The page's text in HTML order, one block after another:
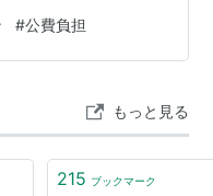
んワクチンの接種ス
締め切りについて -
費（無料）で受ける
種が１１月を過ぎた
#公費負担
もっと見る
215 ブックマーク